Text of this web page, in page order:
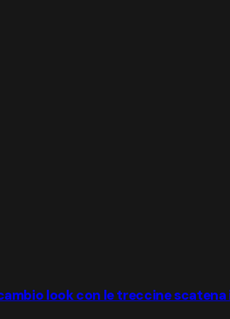
look con le treccine scatena